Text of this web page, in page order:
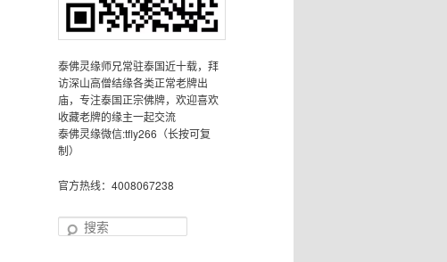
泰佛灵缘师兄常驻泰国近十载，拜
访深山高僧结缘各类正常老牌出
庙，专注泰国正宗佛牌，欢迎喜欢
收藏老牌的缘主一起交流
泰佛灵缘微信:tfly266（长按可复
制）
官方热线：4008067238
搜